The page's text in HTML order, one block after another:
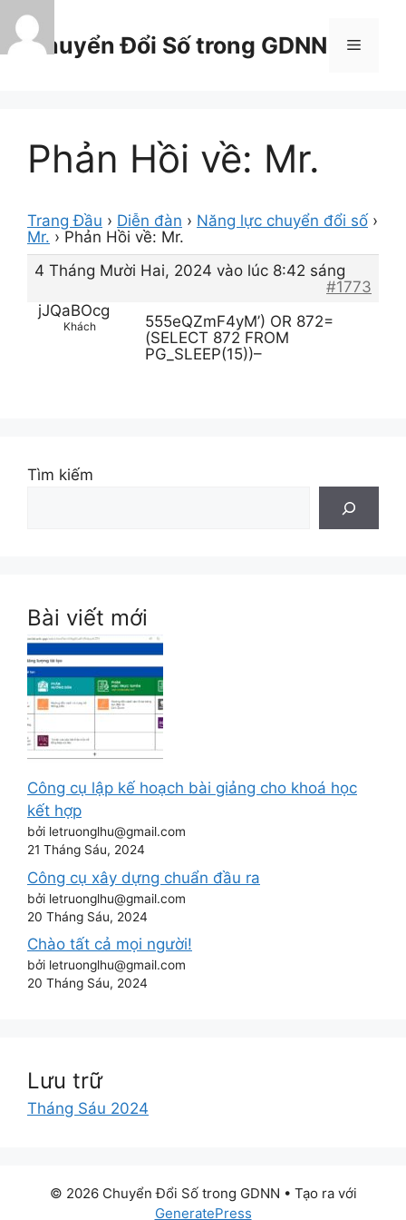
Chuyển
đến
nội
Chuyển Đổi Số trong GDNN Menu
Phản Hồi về: Mr.
Trang Đầu › Diễn đàn › Năng lực chuyển đổi số ›
Mr. › Phản Hồi về: Mr.
4 Tháng Mười Hai, 2024 vào lúc 8:42 sáng
#1773
jJQaBOcg
Khách
555eQZmF4yM’) OR 872=
(SELECT 872 FROM
PG_SLEEP(15))–
Tìm kiếm
Bài viết mới
Công cụ lập kế hoạch bài giảng cho khoá học
kết hợp
bởi letruonglhu@gmail.com
21 Tháng Sáu, 2024
Công cụ xây dựng chuẩn đầu ra
bởi letruonglhu@gmail.com
20 Tháng Sáu, 2024
Chào tất cả mọi người!
bởi letruonglhu@gmail.com
20 Tháng Sáu, 2024
Lưu trữ
Tháng Sáu 2024
© 2026 Chuyển Đổi Số trong GDNN • Tạo ra với
GeneratePress